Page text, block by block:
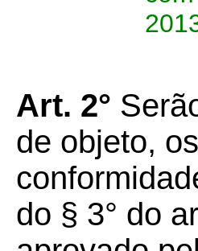
Art. 2°
de objeto,
do § 3° do